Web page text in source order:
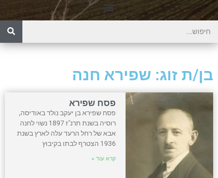
בן/ת זוג: שפירא חנה
פסח שפירא
פסח שפירא בן יעקב נולד באודיסה,
רוסיה בשנת תרנ"ז 1897 נשוי לחנה
אבא של רחל הרעד עלה לארץ בשנת
1936 הצטרף לבתו בקיבוץ
קרא עוד »